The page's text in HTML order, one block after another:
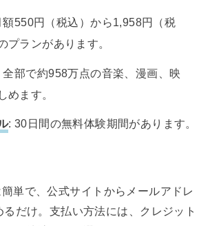
額550円（税込）から1,958円（税
プランがあります。
全部で約958万点の音楽、漫画、映
めます。
: 30日間の無料体験期間があります。
単で、公式サイトからメールアドレ
るだけ。支払い方法には、クレジット